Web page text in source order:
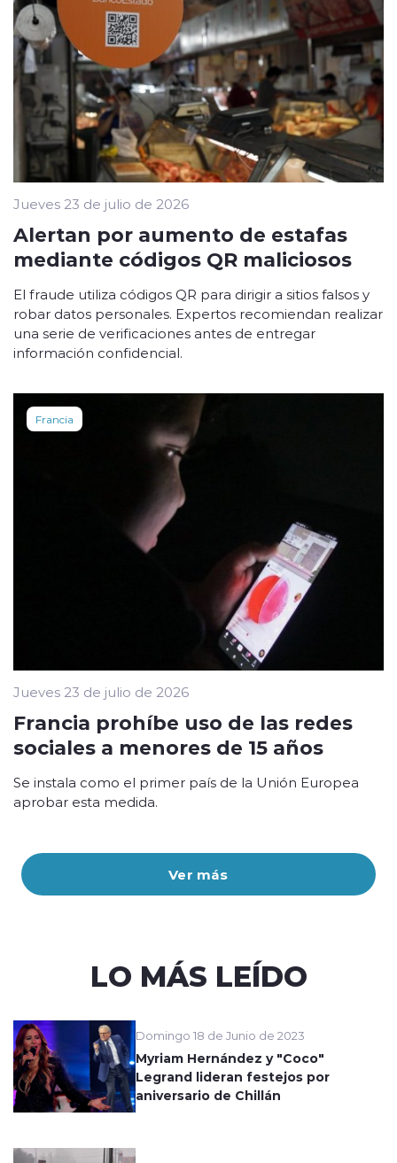
Ver más
Jueves 23 de julio de 2026
Alertan por aumento de estafas
mediante códigos QR maliciosos
El fraude utiliza códigos QR para dirigir a sitios falsos y
robar datos personales. Expertos recomiendan realizar
una serie de verificaciones antes de entregar
información confidencial.
Francia
Jueves 23 de julio de 2026
Francia prohíbe uso de las redes
sociales a menores de 15 años
Se instala como el primer país de la Unión Europea
aprobar esta medida.
LO MÁS LEÍDO
Domingo 18 de Junio de 2023
Myriam Hernández y "Coco"
Legrand lideran festejos por
aniversario de Chillán